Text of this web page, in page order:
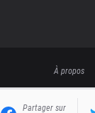
À propos
Partager sur